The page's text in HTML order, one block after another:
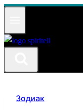
Към
Зодиак